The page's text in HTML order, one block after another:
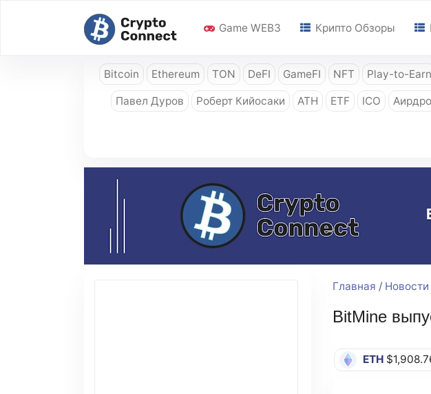
Game WEB3 Крипто Обзоры
Bitcoin Ethereum TON DeFI GameFI NFT Play-to-Earn
Павел Дуров Роберт Кийосаки ATH ETF ICO
Главная /
BitMine
ETH